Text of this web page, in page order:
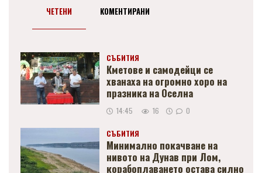
ЧЕТЕНИ КОМЕНТИРАНИ
СЪБИТИЯ
Кметове и самодейци се
хванаха на огромно хоро на
празника на Оселна
14:45 16 0
СЪБИТИЯ
Минимално покачване на
нивото на Дунав при Лом,
корабоплаването остава силно